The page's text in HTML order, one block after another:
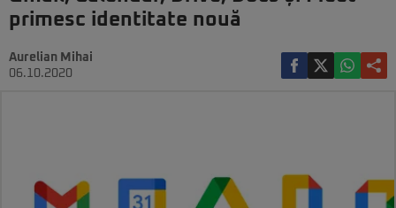
primesc identitate nouă
Aurelian Mihai
06.10.2020